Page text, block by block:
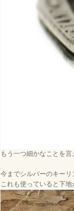
もう一つ細かなことを
今までシルバーのキー
これも使っていると下地